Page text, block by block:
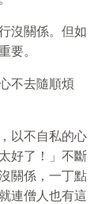
沒關係。但如
要。
不去隨順煩
以不自私的心
好了！」不斷
關係，一丁點
連僧人也有這